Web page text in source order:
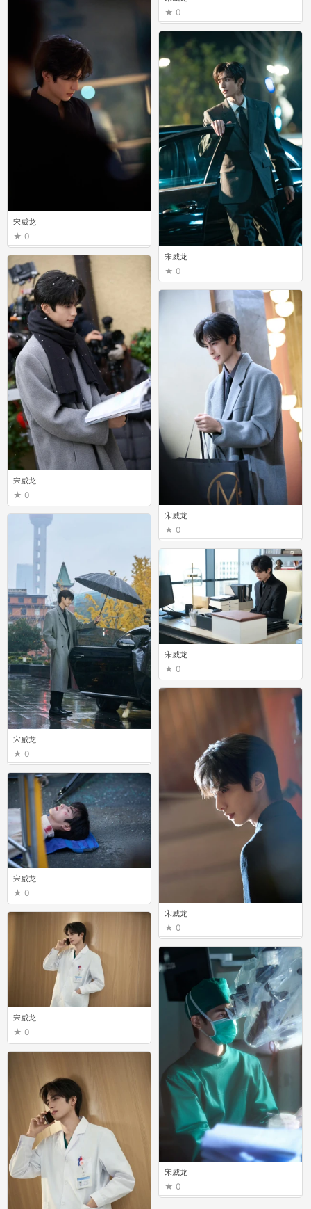
宋威龙
0
宋威龙
0
宋威龙
0
宋威龙
0
宋威龙
0
宋威龙
0
宋威龙
0
宋威龙
0
宋威龙
0
宋威龙
0
0